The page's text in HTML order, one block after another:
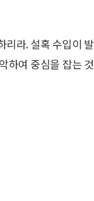
리라. 설혹 수입이 발
하여 중심을 잡는 것